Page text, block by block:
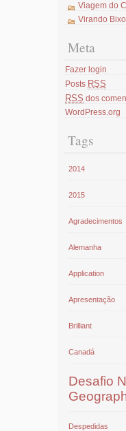
Viagem do
Virando Bixo
Meta
Fazer login
Posts RSS
RSS dos
WordPress.org
Tags
2014
2015
Agradecimentos
Alemanha
Application
Apresentação
Brilliant
Canadá
Desafio
Despedidas